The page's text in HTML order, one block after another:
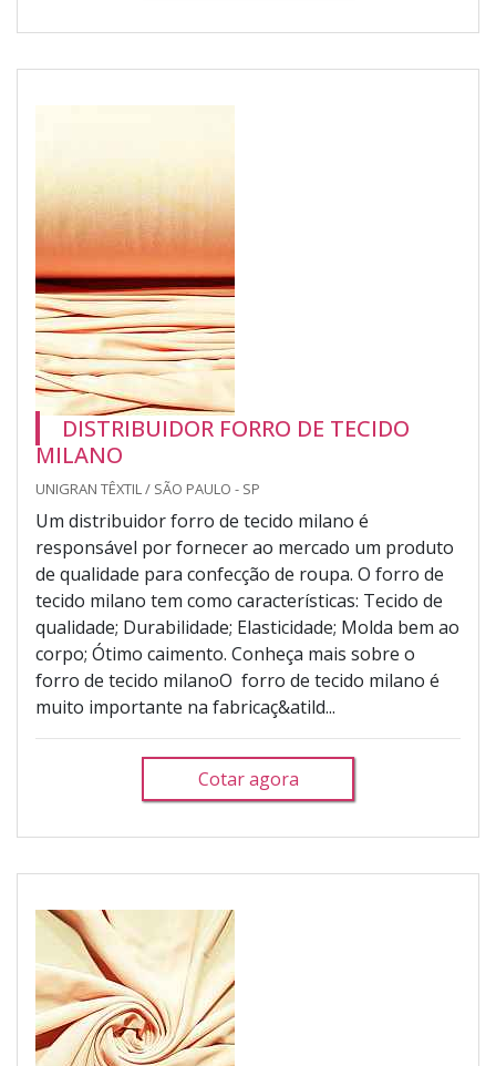
DISTRIBUIDOR FORRO DE TECIDO
MILANO
UNIGRAN TÊXTIL / SÃO PAULO - SP
Um distribuidor forro de tecido milano é
responsável por fornecer ao mercado um produto
de qualidade para confecção de roupa. O forro de
tecido milano tem como características: Tecido de
qualidade; Durabilidade; Elasticidade; Molda bem ao
corpo; Ótimo caimento. Conheça mais sobre o
forro de tecido milanoO forro de tecido milano é
muito importante na fabricaç&atild...
Cotar agora